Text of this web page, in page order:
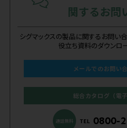
関するお問
シグマックスの製品に関するお問い
役立ち資料のダウンロ
メールでのお問い
総合カタログ（電子
通話無料 TEL 0800-